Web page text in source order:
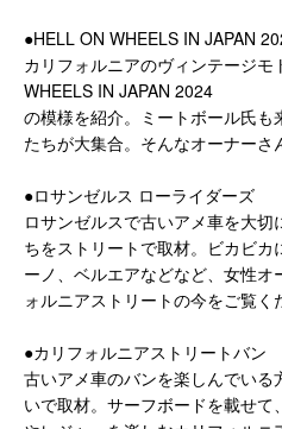
●HELL ON WHEELS IN JAPAN
カリフォルニアのヴィンテージ
WHEELS IN JAPAN 2024
の模様を紹介。ミートボール氏
たちが大集合。そんなオーナーさ
●ロサンゼルス ローライダーズ
ロサンゼルスで古いアメ車を大
ちをストリートで取材。ビカビカ
ーノ、ベルエアなどなど、女性
ォルニアストリートの今をご覧く
●カリフォルニアストリートバン
古いアメ車のバンを楽しんでい
いで取材。サーフボードを載せ